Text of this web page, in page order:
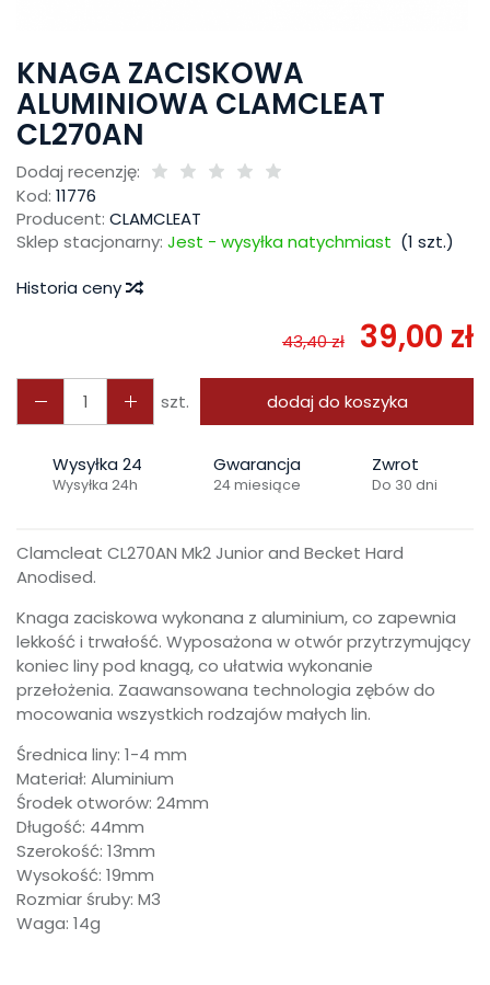
KNAGA ZACISKOWA
ALUMINIOWA CLAMCLEAT
CL270AN
Dodaj recenzję:
Kod: 11776
Producent: CLAMCLEAT
Sklep stacjonarny: Jest - wysyłka natychmiast (1 szt.)
Historia ceny
43,40 zł 39,00 zł
szt. dodaj do koszyka
Wysyłka 24
Wysyłka 24h
Gwarancja
24 miesiące
Zwrot
Do 30 dni
Clamcleat CL270AN Mk2 Junior and Becket Hard
Anodised.
Knaga zaciskowa wykonana z aluminium, co zapewnia
lekkość i trwałość. Wyposażona w otwór przytrzymujący
koniec liny pod knagą, co ułatwia wykonanie
przełożenia. Zaawansowana technologia zębów do
mocowania wszystkich rodzajów małych lin.
Średnica liny: 1-4 mm
Materiał: Aluminium
Środek otworów: 24mm
Długość: 44mm
Szerokość: 13mm
Wysokość: 19mm
Rozmiar śruby: M3
Waga: 14g